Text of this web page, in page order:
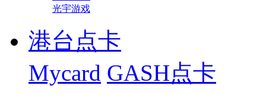
光宇游戏
港台点卡
Mycard GASH点卡